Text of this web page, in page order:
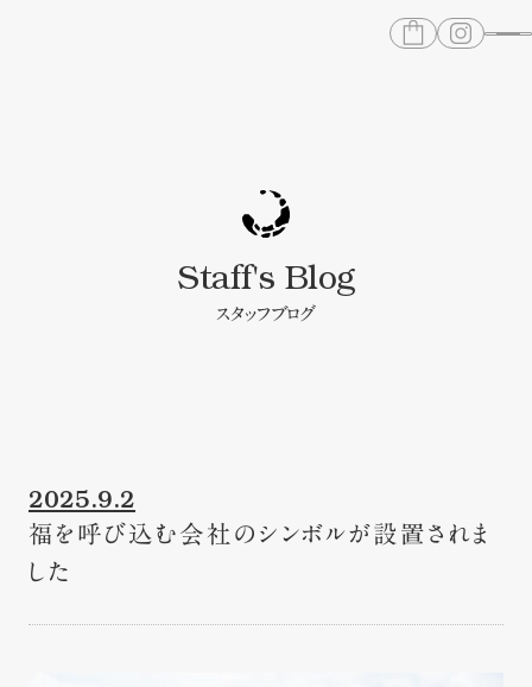
Staff's Blog
スタッフブログ
福を呼び込む会社のシンボルが設置されま
した
2025.9.2